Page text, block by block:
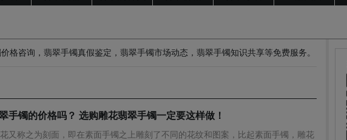
格咨询，翡翠手镯真假鉴定，翡翠手镯市场动态，翡翠手镯知识共享等免费服务。
手镯的价格吗？ 选购雕花翡翠手镯一定要这样做！
又称之为刻面，即在素面手镯之上雕刻了不同的花纹和图案，比起素面手镯，雕花